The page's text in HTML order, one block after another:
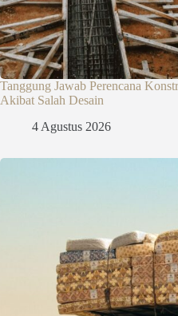
Tanggung Jawab Perencana
Akibat Salah Desain
4 Agustus 2026